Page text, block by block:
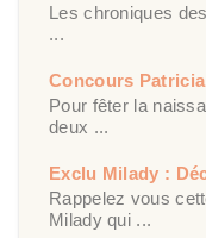
Les chroniques
...
Concours
Pour fêter la
deux ...
Exclu Milady :
Rappelez vous
Milady qui ...